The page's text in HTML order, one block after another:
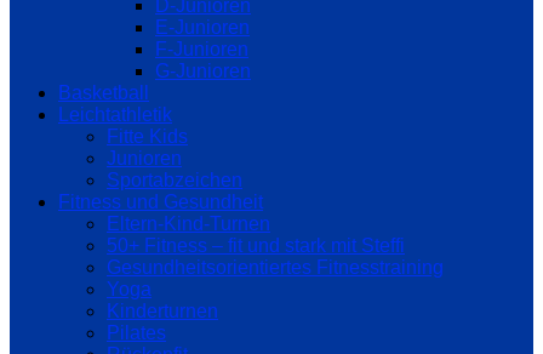
D-Junioren
E-Junioren
F-Junioren
G-Junioren
Basketball
Leichtathletik
Fitte Kids
Junioren
Sportabzeichen
Fitness und Gesundheit
Eltern-Kind-Turnen
50+ Fitness – fit und stark mit Steffi
Gesundheitsorientiertes Fitnesstraining
Yoga
Kinderturnen
Pilates